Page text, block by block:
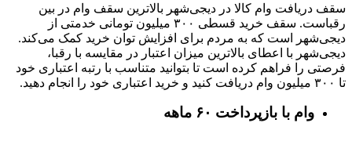
سقف دریافت وام کالا در دیجی‌شهر بالاترین سقف وام در بین
رقباست. سقف خرید قسطی ۳۰۰ میلیون تومانی خدمتی از
دیجی‌شهر است که به مردم برای افزایش توان خرید کمک می‌کند.
دیجی‌شهر با اعطای بالاترین میزان اعتبار در مقایسه با رقبا،
فرصتی را فراهم کرده است تا بتوانید متناسب با رتبه اعتباری خود
تا ۳۰۰ میلیون وام دریافت کنید و خرید اعتباری خود را انجام دهید.
وام با بازپرداخت ۶۰ ماهه